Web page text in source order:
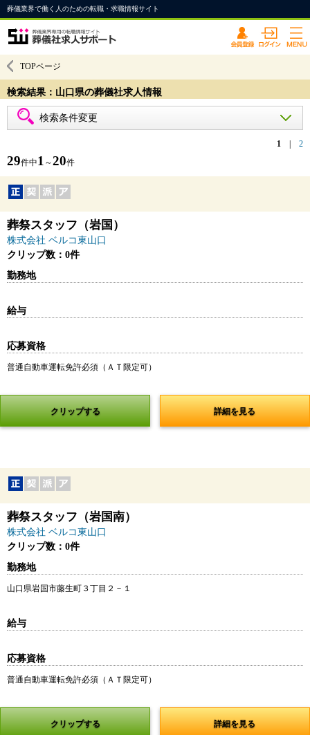
葬儀業界で働く人のための転職・求職情報サイト
TOPページ
検索結果：山口県の葬儀社求人情報
検索条件変更
1 2
29件中1 ～20件
葬祭スタッフ（岩国）
株式会社 ベルコ東山口
クリップ数：0件
勤務地
給与
応募資格
普通自動車運転免許必須（ＡＴ限定可）
クリップする 詳細を見る
葬祭スタッフ（岩国南）
株式会社 ベルコ東山口
クリップ数：0件
勤務地
山口県岩国市藤生町３丁目２－１
給与
応募資格
普通自動車運転免許必須（ＡＴ限定可）
クリップする 詳細を見る